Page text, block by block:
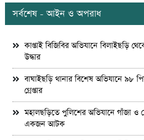
সর্বশেষ - আইন ও অপরাধ
কাপ্তাই বিজিবির অভিযানে বিলাইছড়ি
উদ্ধার
বাঘাইছড়ি থানার বিশেষ অভিযানে ৯৮
গ্রেপ্তার
মহালছড়িতে পুলিশের অভিযানে গাঁজা
একজন আটক